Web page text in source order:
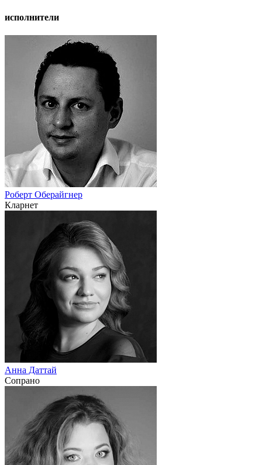
исполнители
Роберт Оберайгнер
Кларнет
Анна Даттай
Сопрано